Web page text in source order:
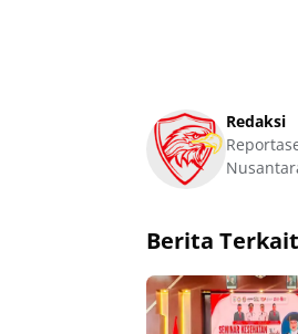
Redaksi
Berita Terkait